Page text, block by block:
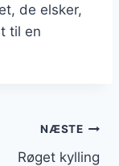
de elsker,
til en
NÆSTE
Røget kylling